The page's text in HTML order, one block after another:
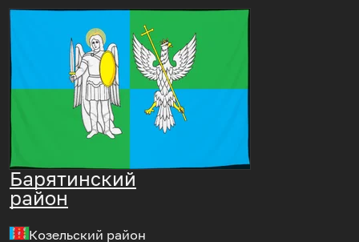
Барятинский
район
Козельский район